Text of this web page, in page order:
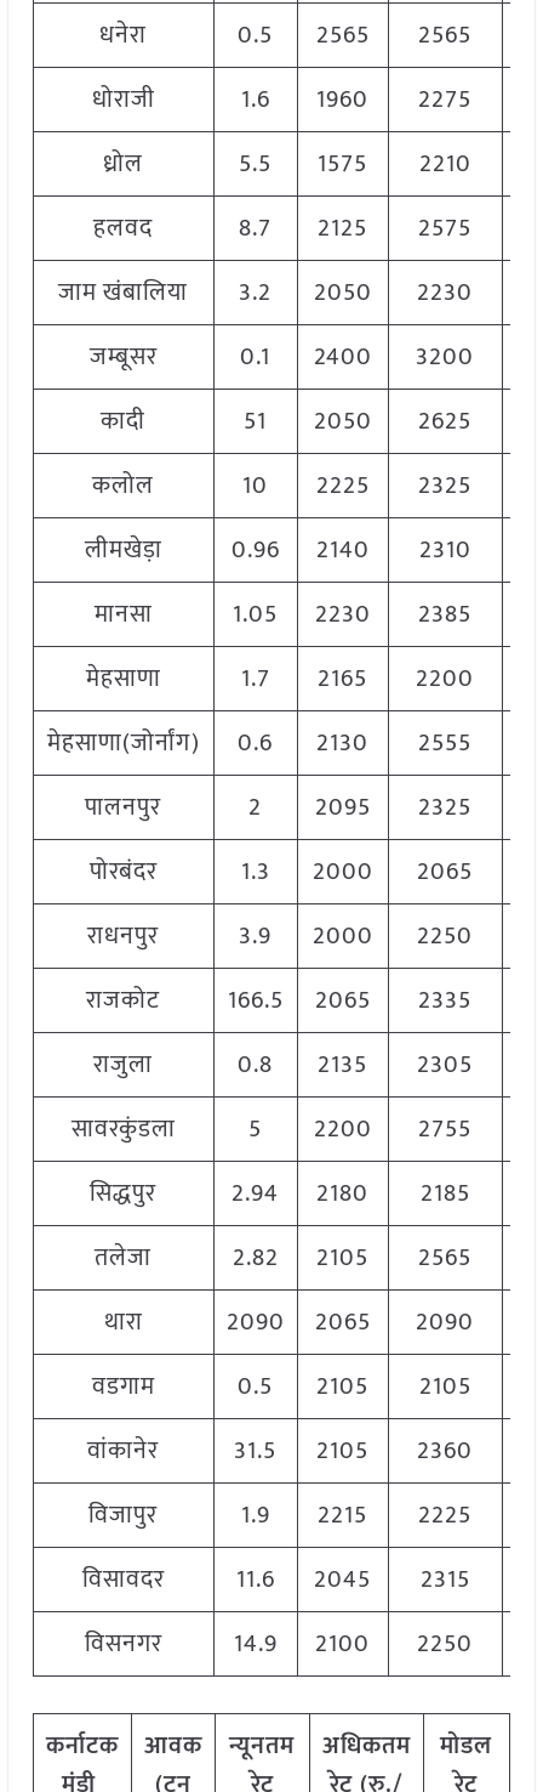
धनेरा
0.5 2565 2565
धोराजी
1.6 1960 2275
ध्रोल
5.5 1575 2210
हलवद
8.7 2125 2575
जाम खंबालिया
3.2 2050 2230
जम्बूसर
0.1 2400 3200
कादी
51 2050 2625
कलोल
10 2225 2325
लीमखेड़ा
0.96 2140 2310
मानसा
1.05 2230 2385
मेहसाणा
1.7 2165 2200
मेहसाणा(जोर्नांग)
0.6 2130 2555
पालनपुर
2 2095 2325
पोरबंदर
1.3 2000 2065
राधनपुर
3.9 2000 2250
राजकोट
166.5 2065 2335
राजुला
0.8 2135 2305
सावरकुंडला
5 2200 2755
सिद्धपुर
2.94 2180 2185
तलेजा
2.82 2105 2565
थारा
2090 2065 2090
वडगाम
0.5 2105 2105
वांकानेर
31.5 2105 2360
विजापुर
1.9 2215 2225
विसावदर
11.6 2045 2315
विसनगर
14.9 2100 2250
कर्नाटक
आवक
न्यूनतम
अधिकतम
मोडल